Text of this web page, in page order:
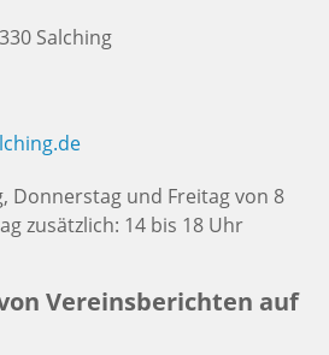
Salching
Donnerstag und Freitag von 8
zusätzlich: 14 bis 18 Uhr
Vereinsberichten auf